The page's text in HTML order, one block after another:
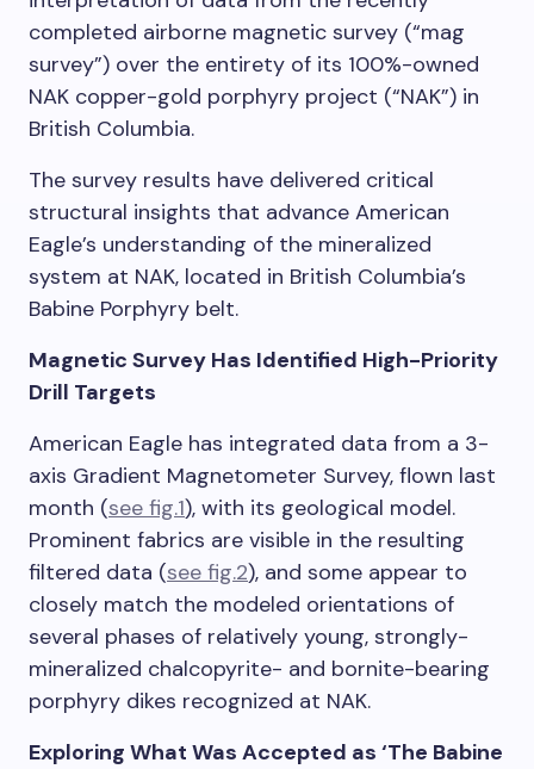
completed airborne magnetic survey (“mag
survey”) over the entirety of its 100%-owned
NAK copper-gold porphyry project (“NAK”) in
British Columbia.
The survey results have delivered critical
structural insights that advance American
Eagle’s understanding of the mineralized
system at NAK, located in British Columbia’s
Babine Porphyry belt.
Magnetic Survey Has Identified High-Priority
Drill Targets
American Eagle has integrated data from a 3-
axis Gradient Magnetometer Survey, flown last
month (see fig.1), with its geological model.
Prominent fabrics are visible in the resulting
filtered data (see fig.2), and some appear to
closely match the modeled orientations of
several phases of relatively young, strongly-
mineralized chalcopyrite- and bornite-bearing
porphyry dikes recognized at NAK.
Exploring What Was Accepted as ‘The Babine